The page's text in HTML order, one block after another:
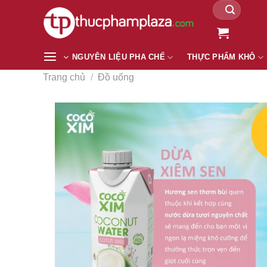
Tìm
kiếm:
NGUYÊN LIỆU PHA CHẾ THỰC PHẨM KHÔ
Trang chủ / Đồ uống